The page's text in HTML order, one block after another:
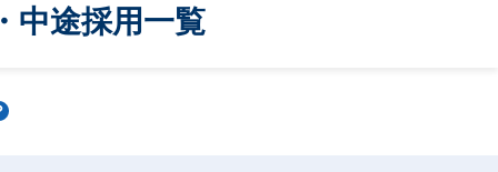
中途採用一覧